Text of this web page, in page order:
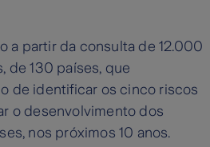
a partir da consulta de 12.000
de 130 países, que
de identificar os cinco riscos
o desenvolvimento dos
nos próximos 10 anos.